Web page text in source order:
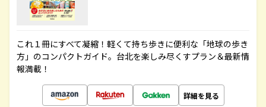
これ１冊にすべて凝縮！軽くて持ち歩きに便利な「地球の歩き
方」のコンパクトガイド。台北を楽しみ尽くすプラン＆最新情
報満載！
詳細を見る